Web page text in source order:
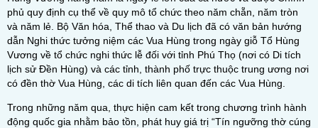
phủ quy định cụ thể về quy mô tổ chức theo năm chẵn, năm tròn
và năm lẻ. Bộ Văn hóa, Thể thao và Du lịch đã có văn bản hướng
dẫn Nghi thức tưởng niệm các Vua Hùng trong ngày giỗ Tổ Hùng
Vương về tổ chức nghi thức lễ đối với tỉnh Phú Thọ (nơi có Di tích
lịch sử Đền Hùng) và các tỉnh, thành phố trực thuộc trung ương nơi
có đền thờ Vua Hùng, các di tích liên quan đến các Vua Hùng.
Trong những năm qua, thực hiện cam kết trong chương trình hành
động quốc gia nhằm bảo tồn, phát huy giá trị “Tín ngưỡng thờ cúng